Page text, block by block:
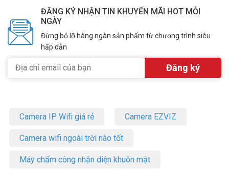
ĐĂNG KÝ NHẬN TIN KHUYẾN MÃI HOT MỖI
NGÀY
Đừng bỏ lỡ hàng ngàn sản phẩm từ chương trình siêu
hấp dẫn
Camera IP Wifi giá rẻ Camera EZVIZ
Camera wifi ngoài trời nào tốt
Máy chấm công nhận diện khuôn mặt